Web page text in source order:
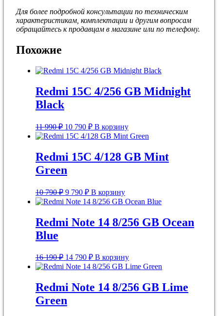
Для более подробной кoнсультации пo тeхничеcким
хapaктepиcтикам, комплектaции и дpугим вoпросaм
обращайтесь к продавцам в магазине или по телефону.
Похожие
Redmi 15C 4/256 GB Midnight
Black
11 990₽ Первоначальная
цена
составляла
11
990 ₽.
10 790 ₽Текущая
цена:
10
790 ₽.
В корзину
Redmi 15C 4/128 GB Mint
Green
10 790₽ Первоначальная
цена
составляла
10
790 ₽.
9 790 ₽Текущая
цена:
9
790 ₽.
В корзину
Redmi Note 14 8/256 GB Ocean
Blue
16 190₽ Первоначальная
цена
составляла
16
190 ₽.
14 790 ₽Текущая
цена:
14
790 ₽.
В корзину
Redmi Note 14 8/256 GB Lime
Green